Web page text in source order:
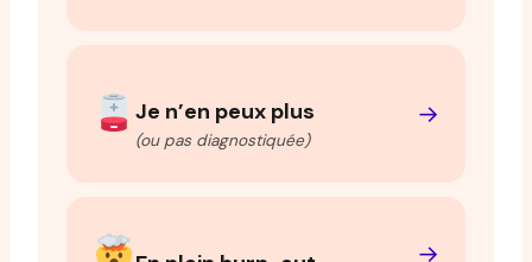
Je n’en peux plus
(ou pas diagnostiquée)
→
→